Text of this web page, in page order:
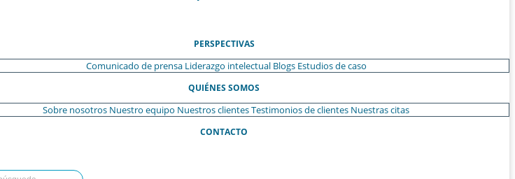
PERSPECTIVAS
Comunicado de prensa Liderazgo intelectual Blogs Estudios de caso
QUIÉNES SOMOS
Sobre nosotros Nuestro equipo Nuestros clientesTestimonios de clientes Nuestras citas
CONTACTO